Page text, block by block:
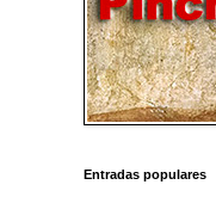
Entradas populares